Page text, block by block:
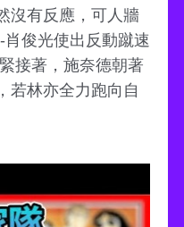
沒有反應，可人牆
俊光使出反動蹴速
接著，施奈德朝著
若林亦全力跑向自